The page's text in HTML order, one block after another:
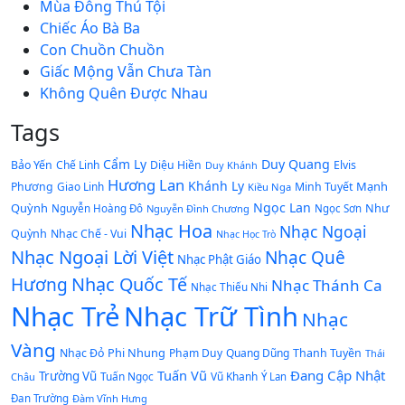
Mùa Đông Thú Tội
Chiếc Áo Bà Ba
Con Chuồn Chuồn
Giấc Mộng Vẫn Chưa Tàn
Không Quên Được Nhau
Tags
Bảo Yến Chế Linh Cẩm Ly Diệu Hiền Duy Khánh Duy Quang Elvis
Phương Giao Linh Hương Lan Khánh Ly Kiều Nga Minh Tuyết Mạnh
Quỳnh Nguyễn Hoàng Đô Nguyễn Đình Chương Ngọc Lan Ngọc Sơn Như
Quỳnh Nhạc Chế - Vui Nhạc Hoa Nhạc Học Trò Nhạc Ngoại
Nhạc Ngoại Lời Việt Nhạc Phật Giáo Nhạc Quê
Hương Nhạc Quốc Tế Nhạc Thiếu Nhi Nhạc Thánh Ca
Nhạc Trẻ Nhạc Trữ Tình Nhạc
Vàng Nhạc Đỏ Phi Nhung Phạm Duy Quang Dũng Thanh Tuyền Thái
Châu Trường Vũ Tuấn Ngọc Tuấn Vũ Vũ Khanh Ý Lan Đang Cập Nhật
Đan Trường Đàm Vĩnh Hưng